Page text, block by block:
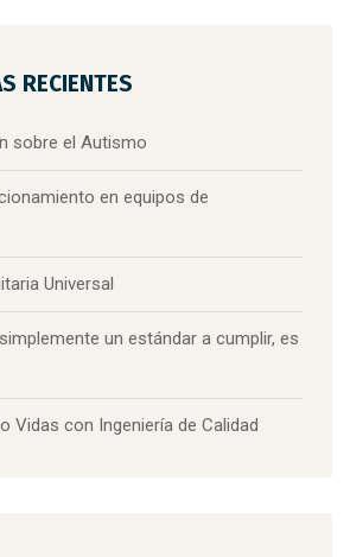
RECIENTES
sobre el Autismo
en equipos de
Universal
un estándar a cumplir, es
Vidas con Ingeniería de Calidad